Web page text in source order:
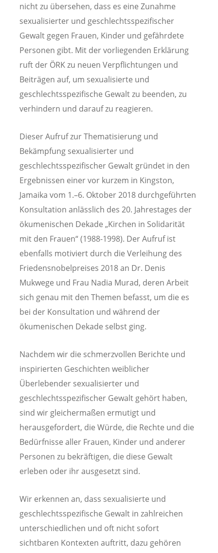
nicht zu übersehen, dass es eine Zunahme
sexualisierter und geschlechtsspezifischer
Gewalt gegen Frauen, Kinder und gefährdete
Personen gibt. Mit der vorliegenden Erklärung
ruft der ÖRK zu neuen Verpflichtungen und
Beiträgen auf, um sexualisierte und
geschlechtsspezifische Gewalt zu beenden, zu
verhindern und darauf zu reagieren.
Dieser Aufruf zur Thematisierung und
Bekämpfung sexualisierter und
geschlechtsspezifischer Gewalt gründet in den
Ergebnissen einer vor kurzem in Kingston,
Jamaika vom 1.–6. Oktober 2018 durchgeführten
Konsultation anlässlich des 20. Jahrestages der
ökumenischen Dekade „Kirchen in Solidarität
mit den Frauen“ (1988-1998). Der Aufruf ist
ebenfalls motiviert durch die Verleihung des
Friedensnobelpreises 2018 an Dr. Denis
Mukwege und Frau Nadia Murad, deren Arbeit
sich genau mit den Themen befasst, um die es
bei der Konsultation und während der
ökumenischen Dekade selbst ging.
Nachdem wir die schmerzvollen Berichte und
inspirierten Geschichten weiblicher
Überlebender sexualisierter und
geschlechtsspezifischer Gewalt gehört haben,
sind wir gleichermaßen ermutigt und
herausgefordert, die Würde, die Rechte und die
Bedürfnisse aller Frauen, Kinder und anderer
Personen zu bekräftigen, die diese Gewalt
erleben oder ihr ausgesetzt sind.
Wir erkennen an, dass sexualisierte und
geschlechtsspezifische Gewalt in zahlreichen
unterschiedlichen und oft nicht sofort
sichtbaren Kontexten auftritt, dazu gehören